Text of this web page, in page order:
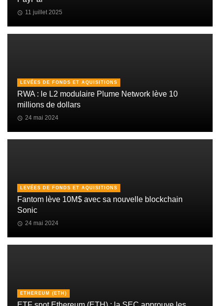
11 juillet 2025
LEVÉES DE FONDS ET AQUISITIONS
RWA : le L2 modulaire Plume Network lève 10
millions de dollars
24 mai 2024
LEVÉES DE FONDS ET AQUISITIONS
Fantom lève 10M$ avec sa nouvelle blockchain
Sonic
24 mai 2024
ETHEREUM (ETH)